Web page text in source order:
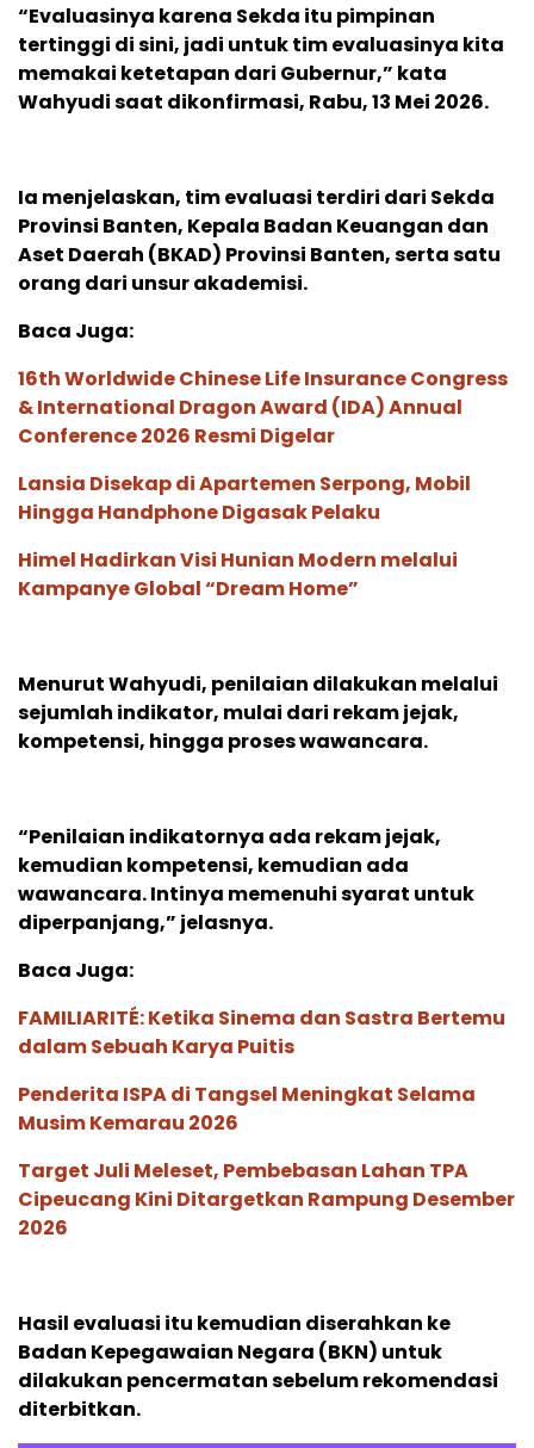
“Evaluasinya karena Sekda itu pimpinan
tertinggi di sini, jadi untuk tim evaluasinya kita
memakai ketetapan dari Gubernur,” kata
Wahyudi saat dikonfirmasi, Rabu, 13 Mei 2026.
Ia menjelaskan, tim evaluasi terdiri dari Sekda
Provinsi Banten, Kepala Badan Keuangan dan
Aset Daerah (BKAD) Provinsi Banten, serta satu
orang dari unsur akademisi.
Baca Juga:
16th Worldwide Chinese Life Insurance Congress
& International Dragon Award (IDA) Annual
Conference 2026 Resmi Digelar
Lansia Disekap di Apartemen Serpong, Mobil
Hingga Handphone Digasak Pelaku
Himel Hadirkan Visi Hunian Modern melalui
Kampanye Global “Dream Home”
Menurut Wahyudi, penilaian dilakukan melalui
sejumlah indikator, mulai dari rekam jejak,
kompetensi, hingga proses wawancara.
“Penilaian indikatornya ada rekam jejak,
kemudian kompetensi, kemudian ada
wawancara. Intinya memenuhi syarat untuk
diperpanjang,” jelasnya.
Baca Juga:
FAMILIARITÉ: Ketika Sinema dan Sastra Bertemu
dalam Sebuah Karya Puitis
Penderita ISPA di Tangsel Meningkat Selama
Musim Kemarau 2026
Target Juli Meleset, Pembebasan Lahan TPA
Cipeucang Kini Ditargetkan Rampung Desember
2026
Hasil evaluasi itu kemudian diserahkan ke
Badan Kepegawaian Negara (BKN) untuk
dilakukan pencermatan sebelum rekomendasi
diterbitkan.